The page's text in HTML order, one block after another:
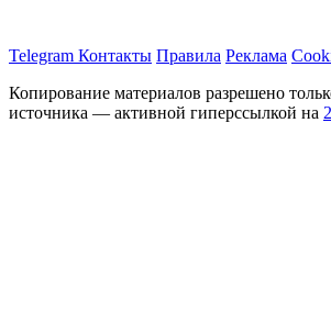
Telegram Контакты Правила Реклама
Копирование материалов разрешено
источника — активной гиперссылкой на